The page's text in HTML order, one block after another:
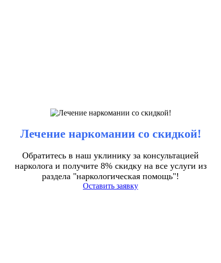
Лечение наркомании со скидкой!
Обратитесь в наш уклинику за консультацией
нарколога и получите 8% скидку на все услуги из
раздела "наркологическая помощь"!
Оставить заявку